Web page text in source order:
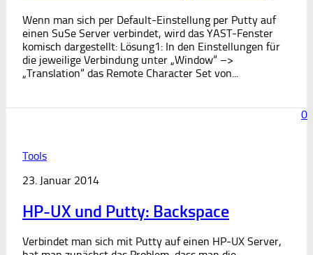
Wenn man sich per Default-Einstellung per Putty auf
einen SuSe Server verbindet, wird das YAST-Fenster
komisch dargestellt: Lösung1: In den Einstellungen für
die jeweilige Verbindung unter „Window“ –>
„Translation“ das Remote Character Set von...
0
Tools
23. Januar 2014
HP-UX und Putty: Backspace
Verbindet man sich mit Putty auf einen HP-UX Server,